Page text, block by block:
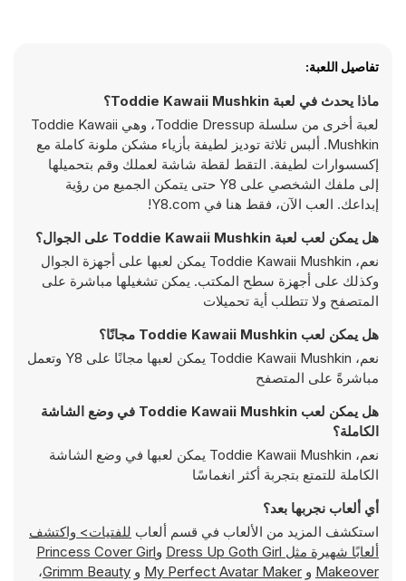
تفاصيل اللعبة:
ماذا يحدث في لعبة Toddie Kawaii Mushkin؟
لعبة أخرى من سلسلة Toddie Dressup، وهي Toddie Kawaii
Mushkin. ألبس ثلاثة توديز لطيفة بأزياء مشكن ملونة كاملة مع
إكسسوارات لطيفة. التقط لقطة شاشة لعملك وقم بتحميلها
إلى ملفك الشخصي على Y8 حتى يتمكن الجميع من رؤية
إبداعك. العب الآن، فقط هنا في Y8.com!
هل يمكن لعب لعبة Toddie Kawaii Mushkin على الجوال؟
نعم، Toddie Kawaii Mushkin يمكن لعبها على أجهزة الجوال
وكذلك على أجهزة سطح المكتب. يمكن تشغيلها مباشرة على
المتصفح ولا تتطلب أية تحميلات
هل يمكن لعب Toddie Kawaii Mushkin مجانًا؟
نعم، Toddie Kawaii Mushkin يمكن لعبها مجانًا على Y8 وتعمل
مباشرةً على المتصفح
هل يمكن لعب Toddie Kawaii Mushkin في وضع الشاشة
الكاملة؟
نعم، Toddie Kawaii Mushkin يمكن لعبها في وضع الشاشة
الكاملة للتمتع بتجربة أكثر انغماسًا
أي ألعاب نجربها بعد؟
استكشف المزيد من الألعاب في قسم ألعاب
للفتيات> واكتشف
ألعابًا شهيرة مثل Dress Up Goth Girl وPrincess Cover Girl
Makeover و My Perfect Avatar Maker و Grimm Beauty،